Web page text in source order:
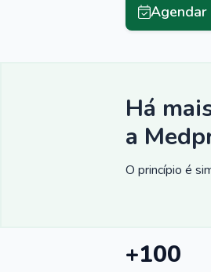
Há
a
O princípio é
+100